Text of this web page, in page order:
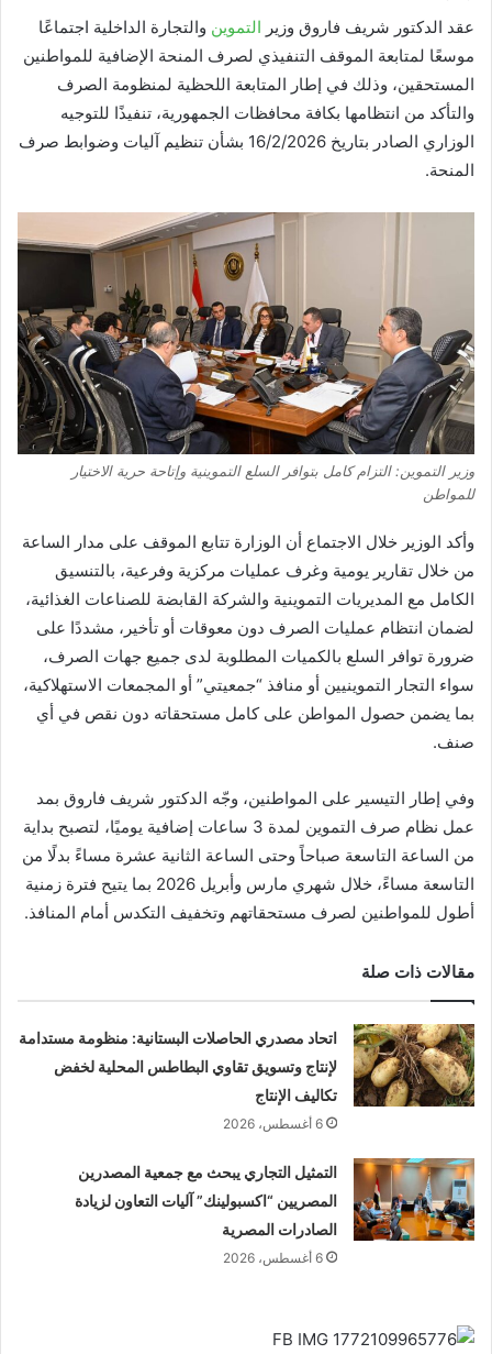
عقد الدكتور شريف فاروق وزير التموين والتجارة الداخلية اجتماعًا
موسعًا لمتابعة الموقف التنفيذي لصرف المنحة الإضافية للمواطنين
المستحقين، وذلك في إطار المتابعة اللحظية لمنظومة الصرف
والتأكد من انتظامها بكافة محافظات الجمهورية، تنفيذًا للتوجيه
الوزاري الصادر بتاريخ 16/2/2026 بشأن تنظيم آليات وضوابط صرف
المنحة.
وزير التموين: التزام كامل بتوافر السلع التموينية وإتاحة حرية الاختيار
للمواطن
وأكد الوزير خلال الاجتماع أن الوزارة تتابع الموقف على مدار الساعة
من خلال تقارير يومية وغرف عمليات مركزية وفرعية، بالتنسيق
الكامل مع المديريات التموينية والشركة القابضة للصناعات الغذائية،
لضمان انتظام عمليات الصرف دون معوقات أو تأخير، مشددًا على
ضرورة توافر السلع بالكميات المطلوبة لدى جميع جهات الصرف،
سواء التجار التموينيين أو منافذ “جمعيتي” أو المجمعات الاستهلاكية،
بما يضمن حصول المواطن على كامل مستحقاته دون نقص في أي
صنف.
وفي إطار التيسير على المواطنين، وجّه الدكتور شريف فاروق بمد
عمل نظام صرف التموين لمدة 3 ساعات إضافية يوميًا، لتصبح بداية
من الساعة التاسعة صباحاً وحتى الساعة الثانية عشرة مساءً بدلًا من
التاسعة مساءً، خلال شهري مارس وأبريل 2026 بما يتيح فترة زمنية
أطول للمواطنين لصرف مستحقاتهم وتخفيف التكدس أمام المنافذ.
مقالات ذات صلة
اتحاد مصدري الحاصلات البستانية: منظومة مستدامة
لإنتاج وتسويق تقاوي البطاطس المحلية لخفض
تكاليف الإنتاج
6 أغسطس، 2026
التمثيل التجاري يبحث مع جمعية المصدرين
المصريين “اكسبولينك” آليات التعاون لزيادة
الصادرات المصرية
6 أغسطس، 2026